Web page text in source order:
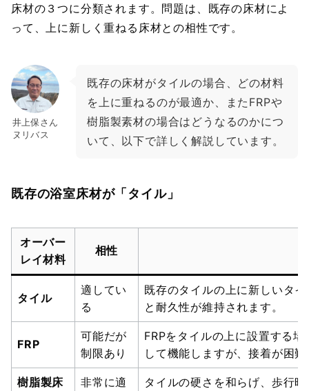
床材の３つに分類されます。問題は、既存の床材によ
って、上に新しく重ねる床材との相性です。
井上保さん
ヌリバス
既存の床材がタイルの場合、どの材料
を上に重ねるのが最適か、またFRPや
樹脂製素材の場合はどうなるのかにつ
いて、以下で詳しく解説しています。
既存の浴室床材が「タイル」
オーバー
レイ材料
相性
タイル
適してい
る
既存のタイルの上に新しいタ
と耐久性が維持されます。
FRP
可能だが
制限あり
FRPをタイルの上に設置する
して機能しますが、接着が困
樹脂製床
非常に適
タイルの硬さを和らげ、歩行